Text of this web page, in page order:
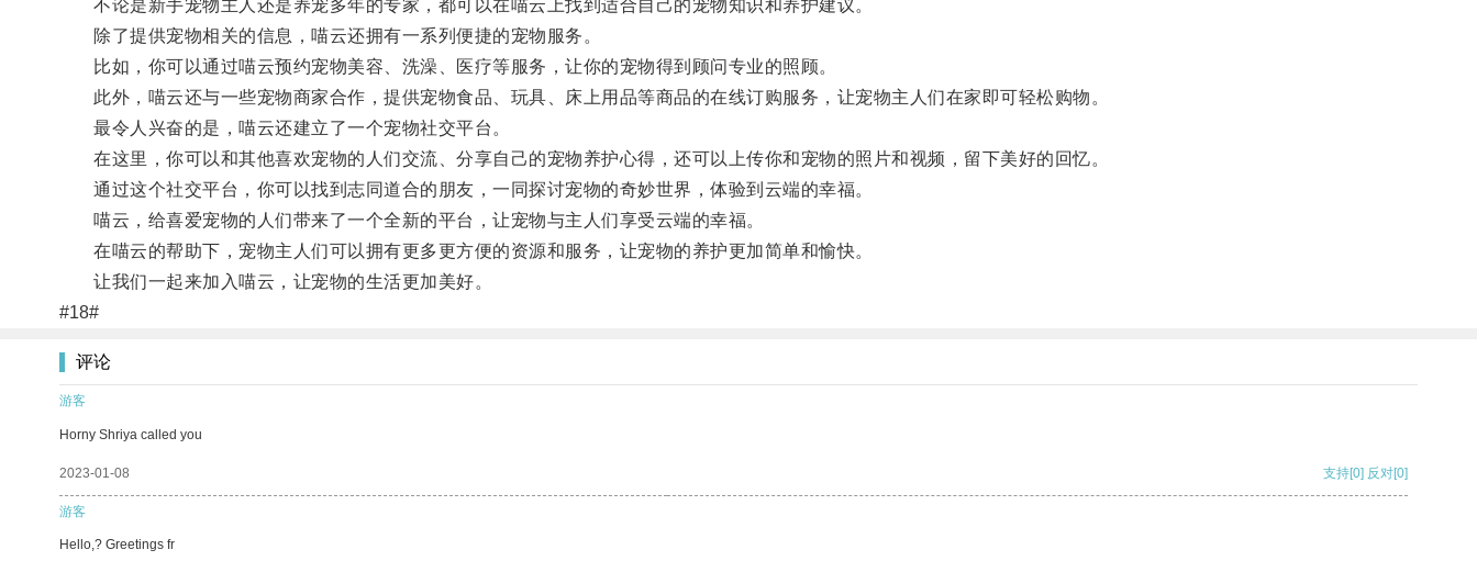
不论是新手宠物主人还是养宠多年的专家，都可以在喵云上找到适合自己的宠物知识和养护建议。
除了提供宠物相关的信息，喵云还拥有一系列便捷的宠物服务。
比如，你可以通过喵云预约宠物美容、洗澡、医疗等服务，让你的宠物得到顾问专业的照顾。
此外，喵云还与一些宠物商家合作，提供宠物食品、玩具、床上用品等商品的在线订购服务，让宠物主人们在家即可轻松购物。
最令人兴奋的是，喵云还建立了一个宠物社交平台。
在这里，你可以和其他喜欢宠物的人们交流、分享自己的宠物养护心得，还可以上传你和宠物的照片和视频，留下美好的回忆。
通过这个社交平台，你可以找到志同道合的朋友，一同探讨宠物的奇妙世界，体验到云端的幸福。
喵云，给喜爱宠物的人们带来了一个全新的平台，让宠物与主人们享受云端的幸福。
在喵云的帮助下，宠物主人们可以拥有更多更方便的资源和服务，让宠物的养护更加简单和愉快。
让我们一起来加入喵云，让宠物的生活更加美好。
#18#
评论
游客
Horny Shriya called you
2023-01-08 支持[0] 反对[0]
游客
Hello,? Greetings fr